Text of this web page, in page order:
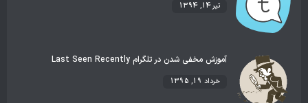
تیر 14, 1394
آموزش مخفی شدن در تلگرام Last Seen Recently
خرداد 19, 1395